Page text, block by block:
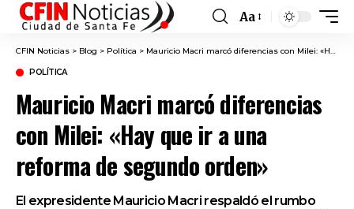
Font
Resizer
Aa
CFIN Noticias > Blog > Política > Mauricio Macri marcó diferencias con Milei: «Hay que ir a una reforma de segundo orden»
POLÍTICA
Mauricio Macri marcó diferencias
con Milei: «Hay que ir a una
reforma de segundo orden»
El expresidente Mauricio Macri respaldó el rumbo